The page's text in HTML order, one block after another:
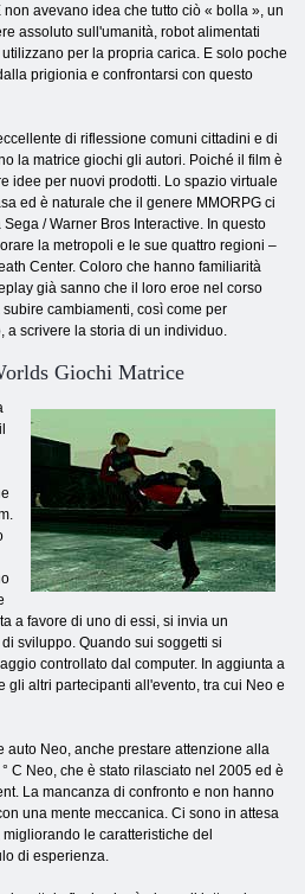
avevano idea che tutto ciò « bolla », un
assoluto sull'umanità, robot alimentati
per la propria carica. E solo poche
prigionia e confrontarsi con questo
di riflessione comuni cittadini e di
la matrice giochi gli autori. Poiché il film è
idee per nuovi prodotti. Lo spazio virtuale
ed è naturale che il genere MMORPG ci
/ Warner Bros Interactive. In questo
la metropoli e le sue quattro regioni –
Center. Coloro che hanno familiarità
già sanno che il loro eroe nel corso
cambiamenti, così come per
scrivere la storia di un individuo.
Giochi Matrice
a favore di uno di essi, si invia un
sviluppo. Quando sui soggetti si
controllato dal computer. In aggiunta a
gli altri partecipanti all'evento, tra cui Neo e
Neo, anche prestare attenzione alla
C Neo, che è stato rilasciato nel 2005 ed è
La mancanza di confronto e non hanno
una mente meccanica. Ci sono in attesa
le caratteristiche del
di esperienza.